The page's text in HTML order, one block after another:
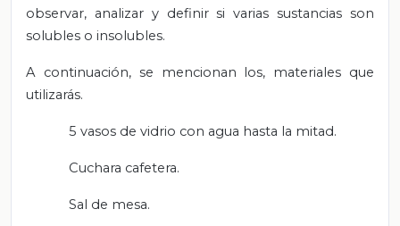
observar, analizar y definir si varias sustancias son
solubles o insolubles.
A continuación, se mencionan los, materiales que
utilizarás.
5 vasos de vidrio con agua hasta la mitad.
Cuchara cafetera.
Sal de mesa.